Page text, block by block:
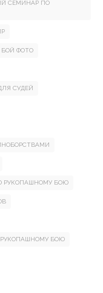
СЕМИНАР ПО
ФОТО
СУДЕЙ
РУКОПАШНОМУ БОЮ
БОЮ